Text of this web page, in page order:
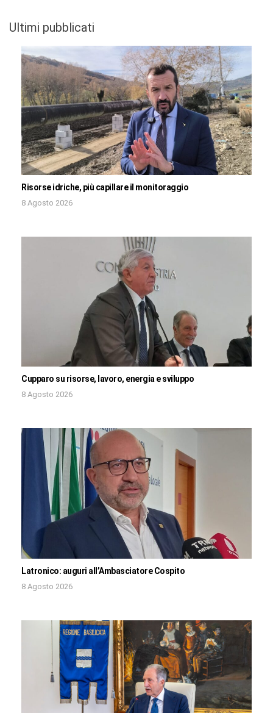
Ultimi pubblicati
Risorse idriche, più capillare il monitoraggio
8 Agosto 2026
Cupparo su risorse, lavoro, energia e sviluppo
8 Agosto 2026
Latronico: auguri all’Ambasciatore Cospito
8 Agosto 2026